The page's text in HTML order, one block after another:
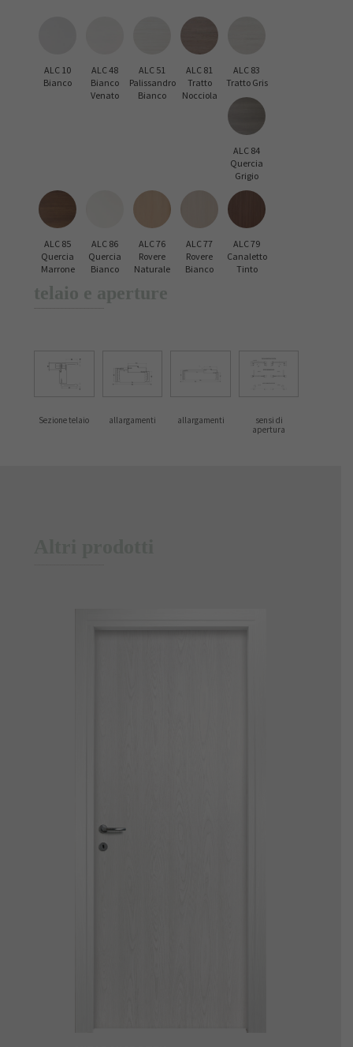
ALC 10
Bianco
ALC 48
Bianco
Venato
ALC 51
Palissandro
Bianco
ALC 81
Tratto
Nocciola
ALC 83
Tratto Gris
ALC 84
Quercia
Grigio
ALC 85
Quercia
Marrone
ALC 86
Quercia
Bianco
ALC 76
Rovere
Naturale
ALC 77
Rovere
Bianco
ALC 79
Canaletto
Tinto
telaio e aperture
Sezione telaio allargamenti allargamenti
sensi di
apertura